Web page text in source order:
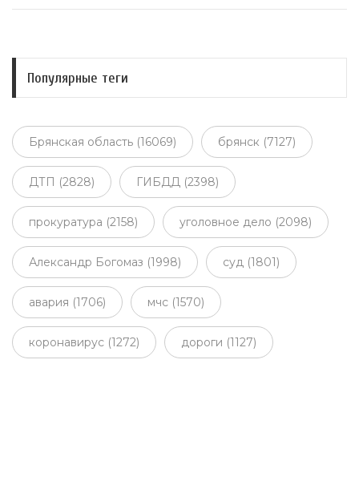
Популярные теги
Брянская область (16069) брянск (7127)
ДТП (2828) ГИБДД (2398)
прокуратура (2158) уголовное дело (2098)
Александр Богомаз (1998) суд (1801)
авария (1706) мчс (1570)
коронавирус (1272) дороги (1127)